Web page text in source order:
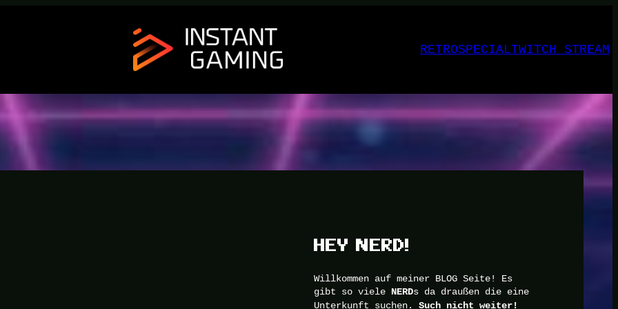
RETROSPECIALTWITCH STREAM
HEY NERD!
Willkommen auf meiner BLOG Seite! Es
gibt so viele NERDs da draußen die eine
Unterkunft suchen.Such nicht weiter!